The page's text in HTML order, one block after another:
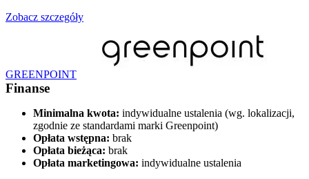
Zobacz szczegóły
GREENPOINT
Finanse
Minimalna kwota: indywidualne ustalenia (wg. lokalizacji,
zgodnie ze standardami marki Greenpoint)
Opłata wstępna: brak
Opłata bieżąca: brak
Opłata marketingowa: indywidualne ustalenia